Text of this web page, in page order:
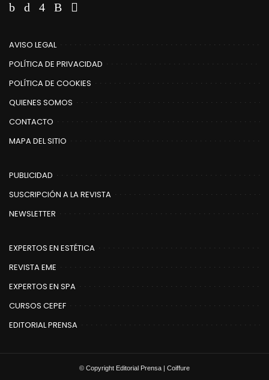
AVISO LEGAL
POLÍTICA DE PRIVACIDAD
POLÍTICA DE COOKIES
QUIENES SOMOS
CONTACTO
MAPA DEL SITIO
PUBLICIDAD
SUSCRIPCIÓN A LA REVISTA
NEWSLETTER
EXPERTOS EN ESTÉTICA
REVISTA EME
EXPERTOS EN SPA
CURSOS CEPEF
EDITORIAL PRENSA
© Copyright Editorial Prensa | Coiffure